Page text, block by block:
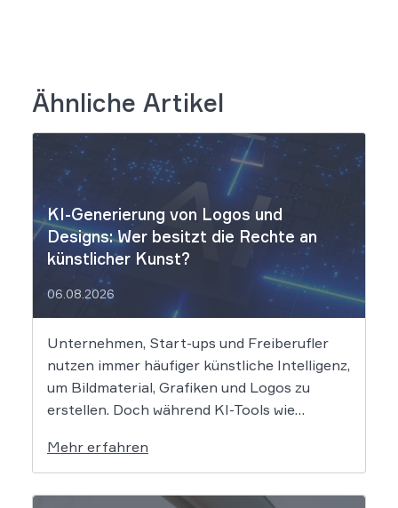
Ähnliche Artikel
KI-Generierung von Logos und
Designs: Wer besitzt die Rechte an
künstlicher Kunst?
06.08.2026
Unternehmen, Start-ups und Freiberufler
nutzen immer häufiger künstliche Intelligenz,
um Bildmaterial, Grafiken und Logos zu
erstellen. Doch während KI-Tools wie
Sekundenschnelle beeindruckende
Ergebnisse liefern, wirft der Einsatz von
Algorithmen in der Kreativbranche
Mehr erfahren